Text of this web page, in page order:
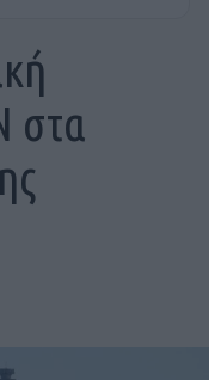
στα